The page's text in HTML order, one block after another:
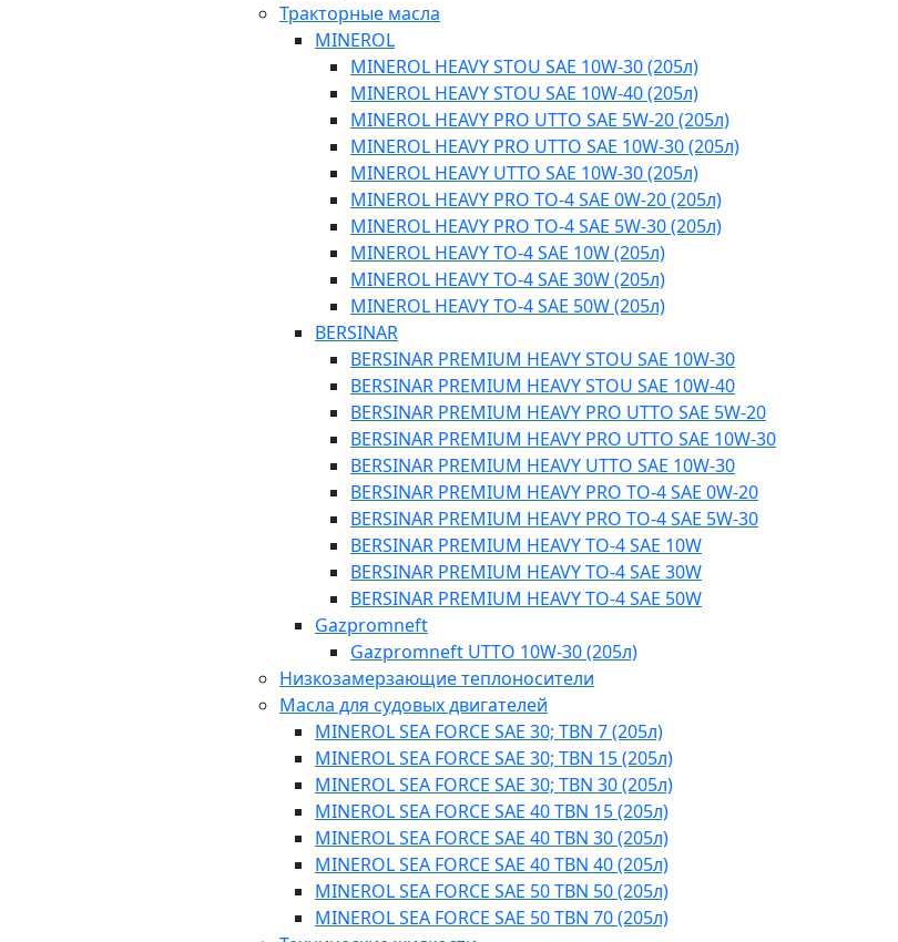
Тракторные масла
MINEROL
MINEROL HEAVY STOU SAE 10W-30 (205л)
MINEROL HEAVY STOU SAE 10W-40 (205л)
MINEROL HEAVY PRO UTTO SAE 5W-20 (205л)
MINEROL HEAVY PRO UTTO SAE 10W-30 (205л)
MINEROL HEAVY UTTO SAE 10W-30 (205л)
MINEROL HEAVY PRO TO-4 SAE 0W-20 (205л)
MINEROL HEAVY PRO TO-4 SAE 5W-30 (205л)
MINEROL HEAVY TO-4 SAE 10W (205л)
MINEROL HEAVY TO-4 SAE 30W (205л)
MINEROL HEAVY TO-4 SAE 50W (205л)
BERSINAR
BERSINAR PREMIUM HEAVY STOU SAE 10W-30
BERSINAR PREMIUM HEAVY STOU SAE 10W-40
BERSINAR PREMIUM HEAVY PRO UTTO SAE 5W-20
BERSINAR PREMIUM HEAVY PRO UTTO SAE 10W-30
BERSINAR PREMIUM HEAVY UTTO SAE 10W-30
BERSINAR PREMIUM HEAVY PRO TO-4 SAE 0W-20
BERSINAR PREMIUM HEAVY PRO TO-4 SAE 5W-30
BERSINAR PREMIUM HEAVY TO-4 SAE 10W
BERSINAR PREMIUM HEAVY TO-4 SAE 30W
BERSINAR PREMIUM HEAVY TO-4 SAE 50W
Gazpromneft
Gazpromneft UTTO 10W-30 (205л)
Низкозамерзающие теплоносители
Масла для судовых двигателей
MINEROL SEA FORCE SAE 30; TBN 7 (205л)
MINEROL SEA FORCE SAE 30; TBN 15 (205л)
MINEROL SEA FORCE SAE 30; TBN 30 (205л)
MINEROL SEA FORCE SAE 40 TBN 15 (205л)
MINEROL SEA FORCE SAE 40 TBN 30 (205л)
MINEROL SEA FORCE SAE 40 TBN 40​ (205л)
MINEROL SEA FORCE SAE 50 TBN 50 (205л)
MINEROL SEA FORCE SAE 50 TBN 70 (205л)